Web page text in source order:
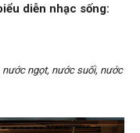
diễn nhạc sống:
nước ngọt, nước suối, nước